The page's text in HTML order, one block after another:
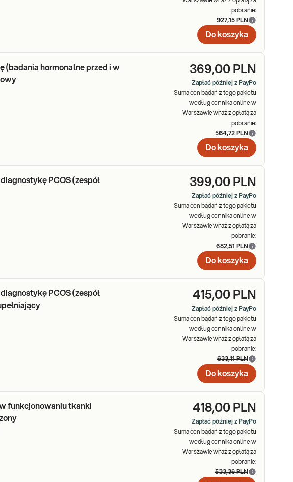
objawów klinicznych. Konsultacja z lekarzem przed wykonaniem badań
znaczenie w przypadku badań hormonalnych układu rozrodczego, gdzie stężenie
zlecenia.
pobranie:
927,15 PLN
Do koszyka
(badania hormonalne przed i w
369,00 PLN
Zapłać później z PayPo
Suma cen badań z tego pakietu
według cennika online w
Warszawie wraz z opłatą za
pobranie:
564,72 PLN
Do koszyka
PCOS (zespół
399,00 PLN
Zapłać później z PayPo
Suma cen badań z tego pakietu
według cennika online w
Warszawie wraz z opłatą za
pobranie:
682,51 PLN
Do koszyka
PCOS (zespół
415,00 PLN
Zapłać później z PayPo
Suma cen badań z tego pakietu
według cennika online w
Warszawie wraz z opłatą za
pobranie:
633,11 PLN
Do koszyka
funkcjonowaniu tkanki
418,00 PLN
Zapłać później z PayPo
Suma cen badań z tego pakietu
według cennika online w
Warszawie wraz z opłatą za
pobranie:
533,36 PLN